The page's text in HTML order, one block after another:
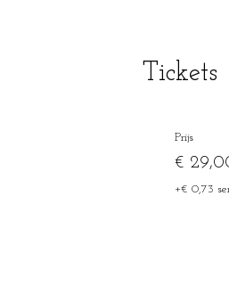
Tickets
Prijs
€
+€ 0,73